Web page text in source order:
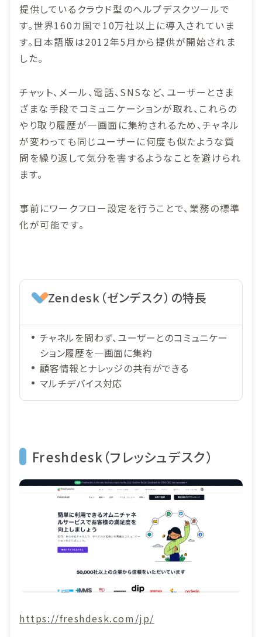
提供しているクラウド型のヘルプデスクツールで
す。世界160カ国で10万社以上に導入されていま
す。日本語版は2012年5月から提供が開始されま
した。
チャット、メール、電話、SNSなど、ユーザーとさま
ざまな手段でコミュニケーションが取れ、これらの
やり取り履歴が一画面に集約されるため、チャネル
が変わっても同じユーザーに何度も似たような質
問を繰り返して気分を害するようなことを避けられ
ます。
事前にワークフロー設定を行うことで、業務の標準
化が可能です。
Zendesk（ゼンデスク）の特長
チャネルを問わず、ユーザーとのコミュニケー
ション履歴を一画面に集約
顧客情報とナレッジの共有ができる
マルチデバイス対応
Freshdesk（フレッシュデスク）
https://freshdesk.com/jp/